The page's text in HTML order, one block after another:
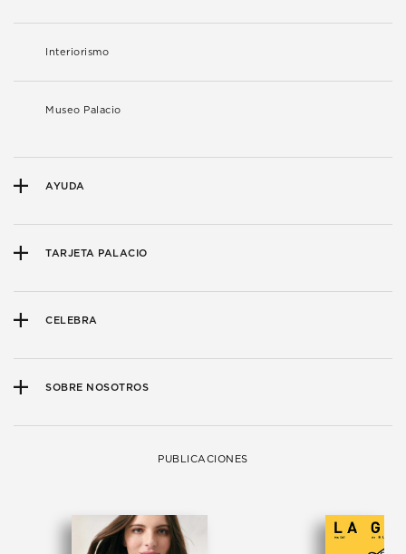
Interiorismo
Museo Palacio
AYUDA
TARJETA PALACIO
CELEBRA
SOBRE NOSOTROS
PUBLICACIONES